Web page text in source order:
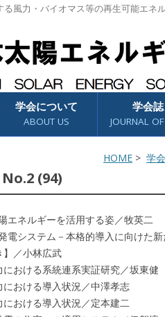
風力・バイオマス等の再生可能エ
学会について
ABOUT US
学会誌
JOURNAL OF
HOME > 学
(94)
エネルギーを活用する姿／牧英二
電システム－本格的導入に向けた
】／小林広武
における系統連系実証研究／坂東健
における導入状況／中澤孝志
における導入状況／定本建二